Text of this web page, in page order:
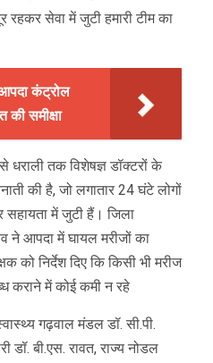
रहकर सेवा में जुटी हमारी टीम का
कंट्रोल
की समीक्षा
धराली तक विशेषज्ञ डॉक्टरों के
की है, जो लगातार 24 घंटे लोगों
में जुटी हैं। जिला
ने आपदा में घायल मरीजों का
को निर्देश दिए कि किसी भी मरीज
कराने में कोई कमी न रहे
गढ़वाल मंडल डॉ. सी.पी.
डॉ. बी.एस. रावत, राज्य नोडल